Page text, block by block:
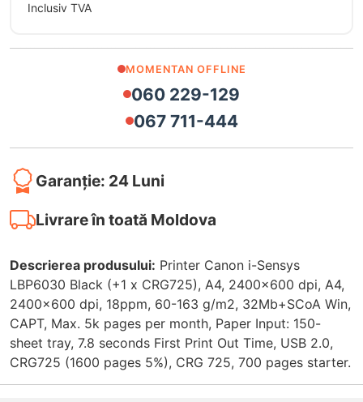
Inclusiv TVA
MOMENTAN OFFLINE
060 229-129
067 711-444
Garanție: 24 Luni
Livrare în toată Moldova
Descrierea produsului: Printer Canon i-Sensys
LBP6030 Black (+1 x CRG725), A4, 2400x600 dpi, A4,
2400x600 dpi, 18ppm, 60-163 g/m2, 32Мb+SCoA Win,
CAPT, Max. 5k pages per month, Paper Input: 150-
sheet tray, 7.8 seconds First Print Out Time, USB 2.0,
CRG725 (1600 pages 5%), CRG 725, 700 pages starter.